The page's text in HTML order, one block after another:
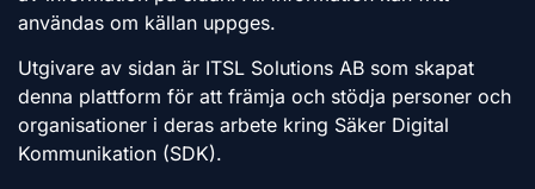
användas om källan uppges.
Utgivare av sidan är ITSL Solutions AB som skapat
denna plattform för att främja och stödja personer och
organisationer i deras arbete kring Säker Digital
Kommunikation (SDK).